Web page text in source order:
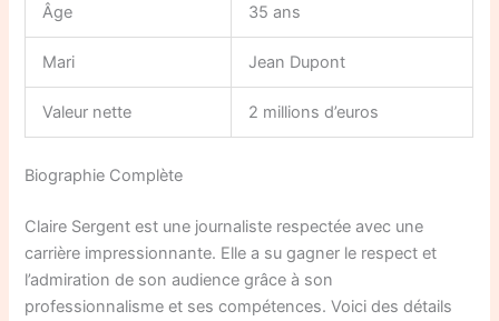
Âge 35 ans
Mari Jean Dupont
Valeur nette 2 millions d’euros
Biographie Complète
Claire Sergent est une journaliste respectée avec une
carrière impressionnante. Elle a su gagner le respect et
l’admiration de son audience grâce à son
professionnalisme et ses compétences. Voici des détails